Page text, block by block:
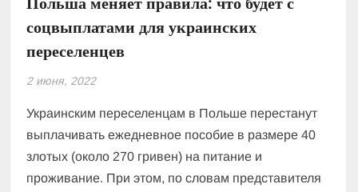
соцвыплатами для украинских
переселенцев
2 июня, 2022
Украинским переселенцам в Польше перестанут
выплачивать ежедневное пособие в размере 40
злотых (около 270 гривен) на питание и
проживание. При этом, по словам представителя